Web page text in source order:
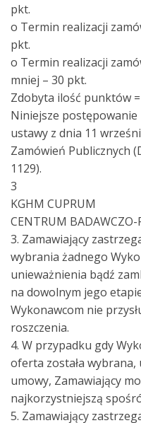
pkt.
o Termin realizacji
pkt.
o Termin realizacji
mniej – 30 pkt.
Zdobyta ilość punktów
Niniejsze
ustawy z dnia 11
Zamówień Publicznych
1129).
3
KGHM CUPRUM
CENTRUM BADAWCZO-
3. Zamawiający
wybrania żadnego
unieważnienia bądź
na dowolnym jego
Wykonawcom nie
roszczenia.
4. W przypadku gdy
oferta została wybrana,
umowy, Zamawiający
najkorzystniejszą
5. Zamawiający